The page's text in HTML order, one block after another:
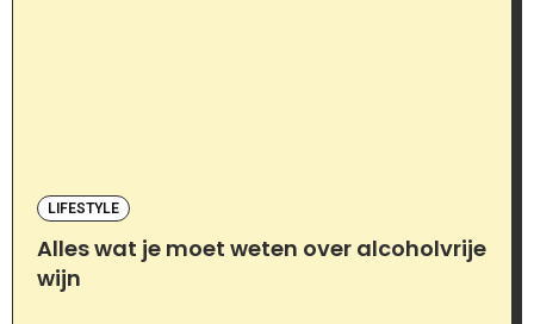
LIFESTYLE
Alles wat je moet weten over alcoholvrije
wijn